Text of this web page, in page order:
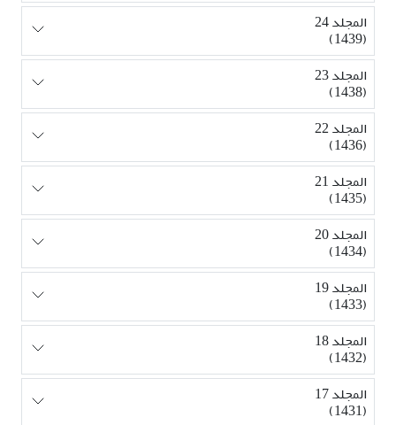
المجلد 24
(1439)
المجلد 23
(1438)
المجلد 22
(1436)
المجلد 21
(1435)
المجلد 20
(1434)
المجلد 19
(1433)
المجلد 18
(1432)
المجلد 17
(1431)